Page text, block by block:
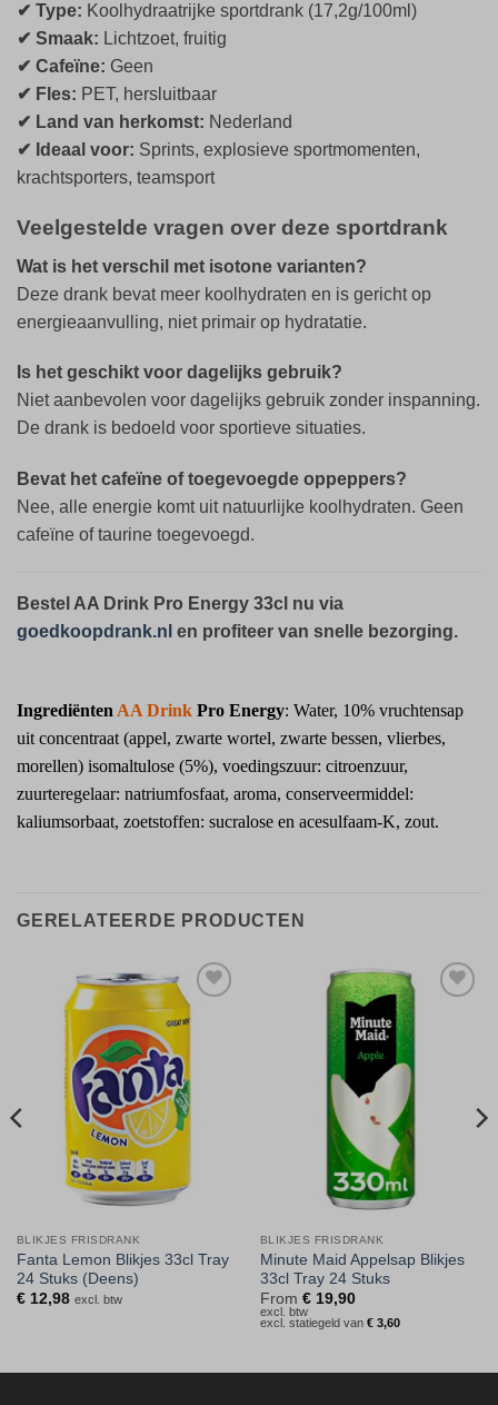
✔ Type: Koolhydraatrijke sportdrank (17,2g/100ml)
✔ Smaak: Lichtzoet, fruitig
✔ Cafeïne: Geen
✔ Fles: PET, hersluitbaar
✔ Land van herkomst: Nederland
✔ Ideaal voor: Sprints, explosieve sportmomenten,
krachtsporters, teamsport
Veelgestelde vragen over deze sportdrank
Wat is het verschil met isotone varianten?
Deze drank bevat meer koolhydraten en is gericht op
energieaanvulling, niet primair op hydratatie.
Is het geschikt voor dagelijks gebruik?
Niet aanbevolen voor dagelijks gebruik zonder inspanning.
De drank is bedoeld voor sportieve situaties.
Bevat het cafeïne of toegevoegde oppeppers?
Nee, alle energie komt uit natuurlijke koolhydraten. Geen
cafeïne of taurine toegevoegd.
Bestel AA Drink Pro Energy 33cl nu via
goedkoopdrank.nl en profiteer van snelle bezorging.
Ingrediënten AA Drink Pro Energy: Water, 10% vruchtensap
uit concentraat (appel, zwarte wortel, zwarte bessen, vlierbes,
morellen) isomaltulose (5%), voedingszuur: citroenzuur,
zuurteregelaar: natriumfosfaat, aroma, conserveermiddel:
kaliumsorbaat, zoetstoffen: sucralose en acesulfaam-K, zout.
GERELATEERDE PRODUCTEN
Toevoegen
aan
verlanglijst
BLIKJES FRISDRANK
Fanta Lemon Blikjes 33cl Tray
24 Stuks (Deens)
€12,98 excl. btw
Toevoegen
BLIKJES FRISDRANK
Minute Maid Appelsap Blikjes
33cl Tray 24 Stuks
From €19,90
excl. btw
excl. statiegeld van €3,60